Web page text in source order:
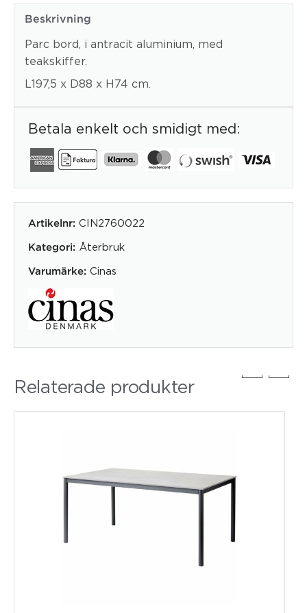
Beskrivning
Parc bord, i antracit aluminium, med
teakskiffer.
L197,5 x D88 x H74 cm.
Betala enkelt och smidigt med:
Artikelnr: CIN2760022
Kategori: Återbruk
Varumärke: Cinas
Relaterade produkter